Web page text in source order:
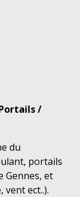
/
du
portails
Gennes, et
ect..).